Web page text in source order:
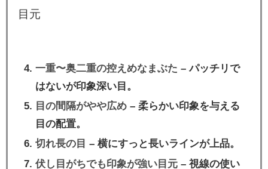
目元
一重〜奥二重の控えめなまぶた – パッチリで
はないが印象深い目。
目の間隔がやや広め – 柔らかい印象を与える
目の配置。
切れ長の目 – 横にすっと長いラインが上品。
伏し目がちでも印象が強い目元 – 視線の使い